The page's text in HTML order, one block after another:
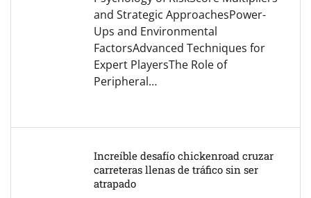
and Strategic ApproachesPower-
Ups and Environmental
FactorsAdvanced Techniques for
Expert PlayersThe Role of
Peripheral…
Increíble desafío chickenroad cruzar
carreteras llenas de tráfico sin ser
atrapado